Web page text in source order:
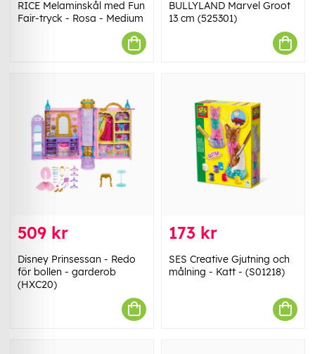
RICE Melaminskål med Fun
Fair-tryck - Rosa - Medium
BULLYLAND Marvel Groot
13 cm (525301)
509 kr
Disney Prinsessan - Redo
för bollen - garderob
(HXC20)
173 kr
SES Creative Gjutning och
målning - Katt - (S01218)